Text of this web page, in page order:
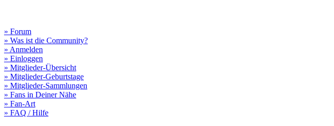
» Forum
» Was ist die Community?
» Anmelden
» Einloggen
» Mitglieder-Übersicht
» Mitglieder-Geburtstage
» Mitglieder-Sammlungen
» Fans in Deiner Nähe
» Fan-Art
» FAQ / Hilfe